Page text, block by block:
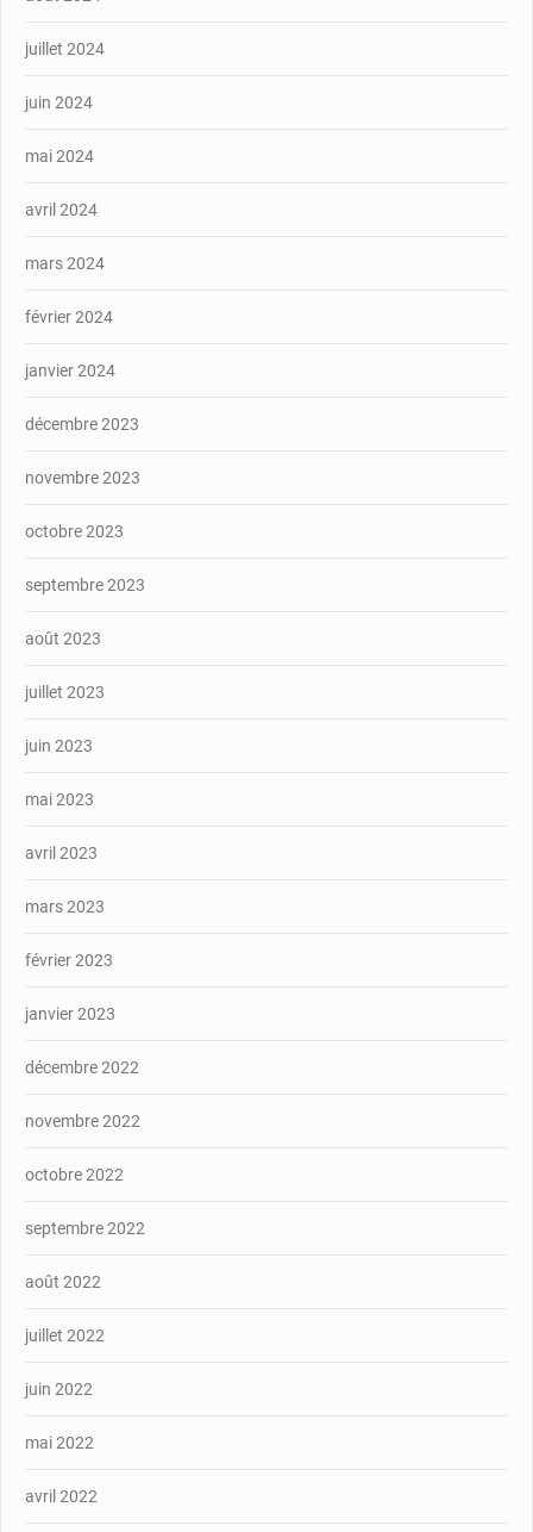
juillet 2024
juin 2024
mai 2024
avril 2024
mars 2024
février 2024
janvier 2024
décembre 2023
novembre 2023
octobre 2023
septembre 2023
août 2023
juillet 2023
juin 2023
mai 2023
avril 2023
mars 2023
février 2023
janvier 2023
décembre 2022
novembre 2022
octobre 2022
septembre 2022
août 2022
juillet 2022
juin 2022
mai 2022
avril 2022